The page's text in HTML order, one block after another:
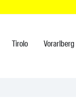
Tirolo Vorarlberg